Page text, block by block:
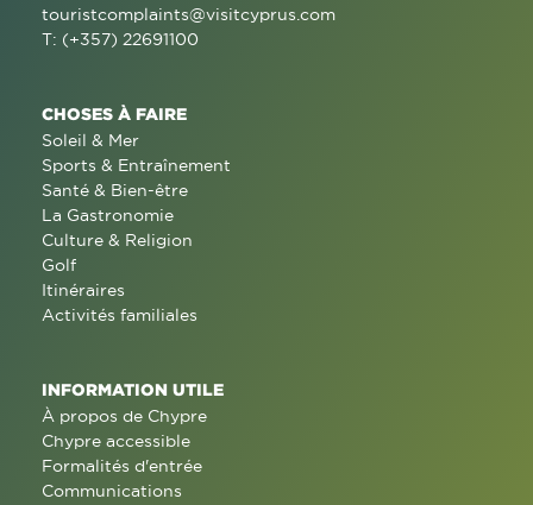
touristcomplaints@visitcyprus.com
T: (+357) 22691100
CHOSES À FAIRE
Soleil & Mer
Sports & Entraînement
Santé & Bien-être
La Gastronomie
Culture & Religion
Golf
Itinéraires
Activités familiales
INFORMATION UTILE
À propos de Chypre
Chypre accessible
Formalités d'entrée
Communications